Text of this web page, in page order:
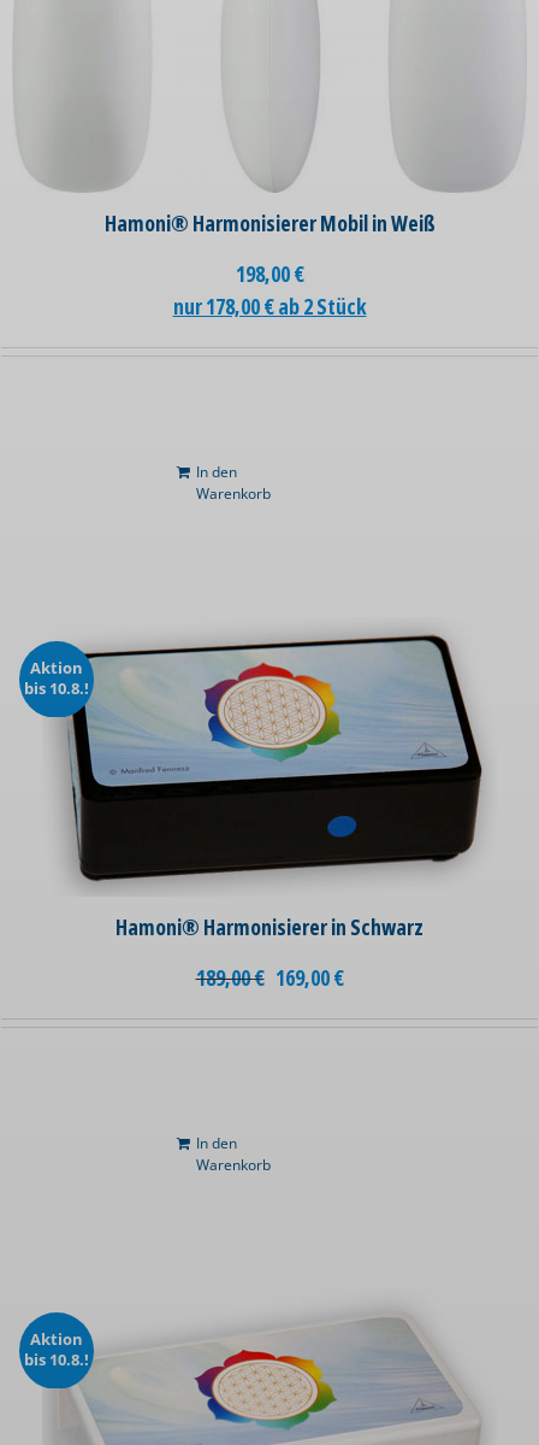
Hamoni® Harmonisierer Mobil in Weiß
198,00€
nur 178,00 € ab 2 Stück
In den
Warenkorb
Aktion
bis 10.8.!
Hamoni® Harmonisierer in Schwarz
189,00€ 169,00€
In den
Warenkorb
Aktion
bis 10.8.!